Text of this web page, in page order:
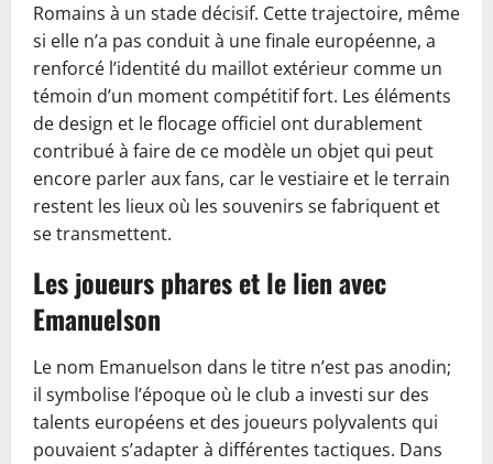
Romains à un stade décisif. Cette trajectoire, même
si elle n’a pas conduit à une finale européenne, a
renforcé l’identité du maillot extérieur comme un
témoin d’un moment compétitif fort. Les éléments
de design et le flocage officiel ont durablement
contribué à faire de ce modèle un objet qui peut
encore parler aux fans, car le vestiaire et le terrain
restent les lieux où les souvenirs se fabriquent et
se transmettent.
Les joueurs phares et le lien avec
Emanuelson
Le nom Emanuelson dans le titre n’est pas anodin;
il symbolise l’époque où le club a investi sur des
talents européens et des joueurs polyvalents qui
pouvaient s’adapter à différentes tactiques. Dans